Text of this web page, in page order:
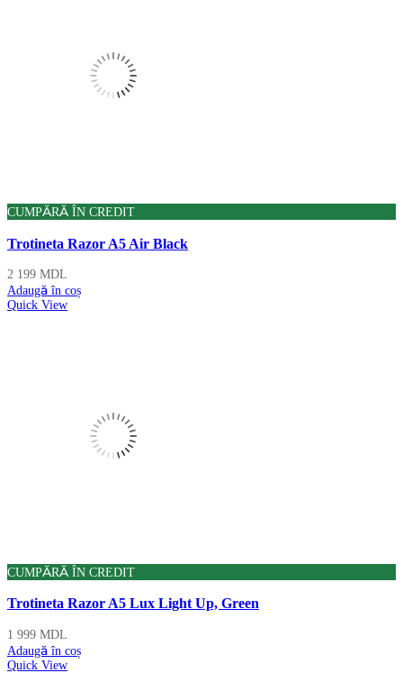
CUMPĂRĂ ÎN CREDIT
Trotineta Razor A5 Air Black
2 199 MDL
Adaugă în coș
Quick View
CUMPĂRĂ ÎN CREDIT
Trotineta Razor A5 Lux Light Up, Green
1 999 MDL
Adaugă în coș
Quick View